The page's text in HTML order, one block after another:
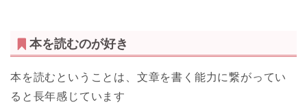
本を読むのが好き
本を読むということは、文章を書く能力に繋がってい
ると長年感じています